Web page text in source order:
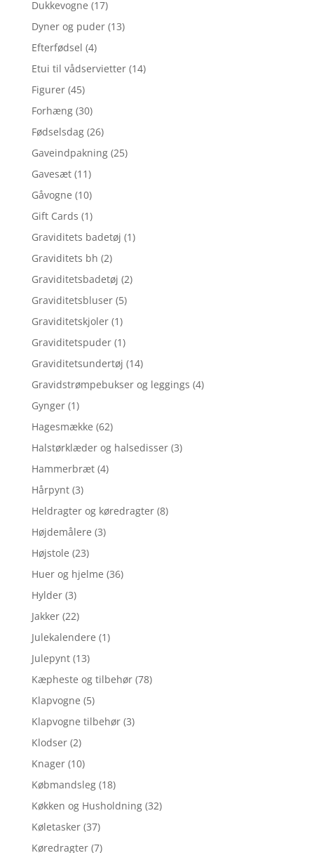
Dukkevogne (17)
Dyner og puder (13)
Efterfødsel (4)
Etui til vådservietter (14)
Figurer (45)
Forhæng (30)
Fødselsdag (26)
Gaveindpakning (25)
Gavesæt (11)
Gåvogne (10)
Gift Cards (1)
Graviditets badetøj (1)
Graviditets bh (2)
Graviditetsbadetøj (2)
Graviditetsbluser (5)
Graviditetskjoler (1)
Graviditetspuder (1)
Graviditetsundertøj (14)
Gravidstrømpebukser og leggings (4)
Gynger (1)
Hagesmække (62)
Halstørklæder og halsedisser (3)
Hammerbræt (4)
Hårpynt (3)
Heldragter og køredragter (8)
Højdemålere (3)
Højstole (23)
Huer og hjelme (36)
Hylder (3)
Jakker (22)
Julekalendere (1)
Julepynt (13)
Kæpheste og tilbehør (78)
Klapvogne (5)
Klapvogne tilbehør (3)
Klodser (2)
Knager (10)
Købmandsleg (18)
Køkken og Husholdning (32)
Køletasker (37)
Køredragter (7)